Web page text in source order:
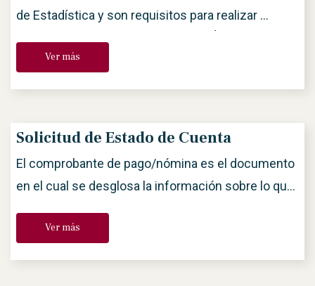
de Estadística y son requisitos para realizar
TRABAJO (Para cambios a calidad socio/a
Secretaría de Estadística. Llenar la solicitud.
Ver más
Solicitud de Estado de Cuenta
El comprobante de pago/nómina es el documento
en el cual se desglosa la información sobre lo que
proyectos a los que corresponde el pago, horas
Ver más